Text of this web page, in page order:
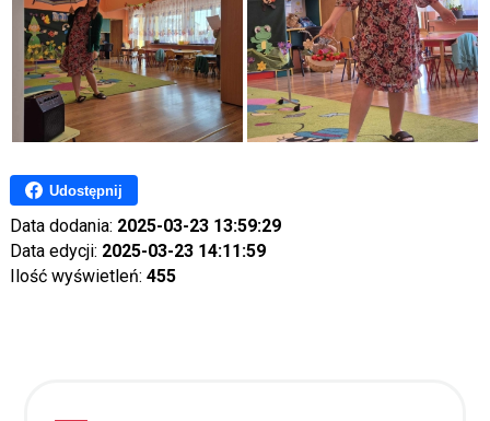
Udostępnij
Data dodania: 2025-03-23 13:59:29
Data edycji: 2025-03-23 14:11:59
Ilość wyświetleń: 455